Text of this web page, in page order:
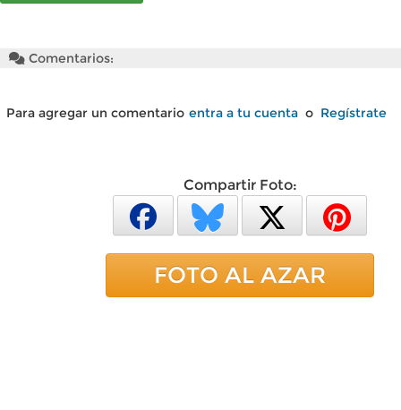
Comentarios:
Para agregar un comentario entra a tu cuenta o Regístrate
Compartir Foto:
FOTO AL AZAR